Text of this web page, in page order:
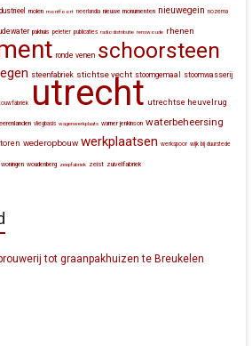
molen montfoort neerlandia nieuwe monumenten nieuwegein nozema
pakhuis peletier publicaties radiodistributie renswoude rhenen
ronde venen schoorsteen
steenfabriek stichtse vecht stoomgemaal stoomwasserij
touwfabriek utrecht utrechtse heuvelrug
vliegbasis wagenwerkplaats warner jenkinson waterbeheersing
wederopbouw werkplaatsen werkspoor wijk bij duurstede
woningen woudenberg zeepfabriek zeist zuivelfabriek
tot graanpakhuizen te Breukelen